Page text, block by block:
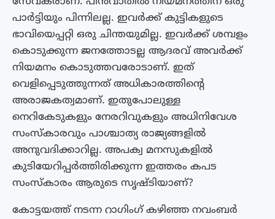
പാർട്ടിയും പിന്നിലല്ല. ഇവർക്ക് കുട്ടികളുടെ
ഭാവിയെപ്പറ്റി ഒരു ചിന്തയുമില്ല. ഇവർക്ക് ശമ്പളം
കൊടുക്കുന്ന ജനത്തോടല്ല ആദരവ് അവർക്ക്
നിയമനം കൊടുത്തവരോടാണ്. ഇത്
വെളിപ്പെടുത്തുന്നത് അധികാരത്തിൻ്റെ
അരാജകത്വമാണ്. ഇതുപോലുള്ള
നെറികേടുകളും നേരറിവുകളും അധിനിവേശ
സംസ്കാരവും പാശ്ചാത്യ രാജ്യങ്ങളിൽ
അനുവദിക്കാറില്ല. അപക്വ മനസുകളിൽ
കുടിയേറിപ്പർത്തിരിക്കുന്ന ഇത്തരം കപട
സംസ്‌കാരം ആരുടെ സൃഷ്ടിയാണ്?
കോട്ടയത്ത് നടന്ന റാഗിംഗ് കഴിഞ്ഞ നവംബർ